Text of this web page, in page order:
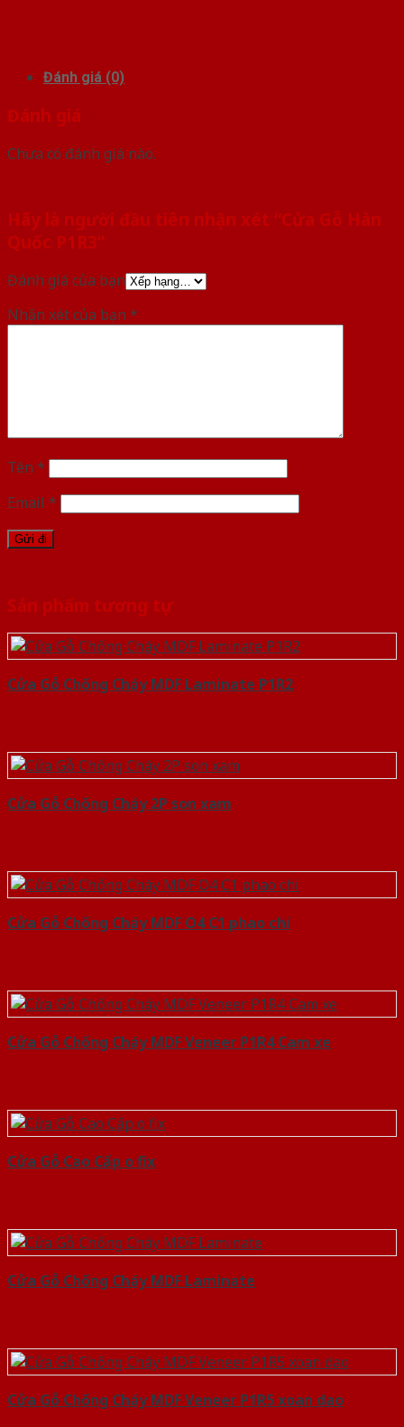
Đánh giá (0)
Đánh giá
Chưa có đánh giá nào.
Hãy là người đầu tiên nhận xét “Cửa Gỗ Hàn
Quốc P1R3”
Đánh giá của bạn
Nhận xét của bạn *
Tên *
Email *
Sản phẩm tương tự
Cửa Gỗ Chống Cháy MDF Laminate P1R2
Cửa Gỗ Chống Cháy 2P son xam
Cửa Gỗ Chống Cháy MDF O4 C1 phao chi
Cửa Gỗ Chống Cháy MDF Veneer P1R4 Cam xe
Cửa Gỗ Cao Cấp o fix
Cửa Gỗ Chống Cháy MDF Laminate
Cửa Gỗ Chống Cháy MDF Veneer P1R5 xoan dao